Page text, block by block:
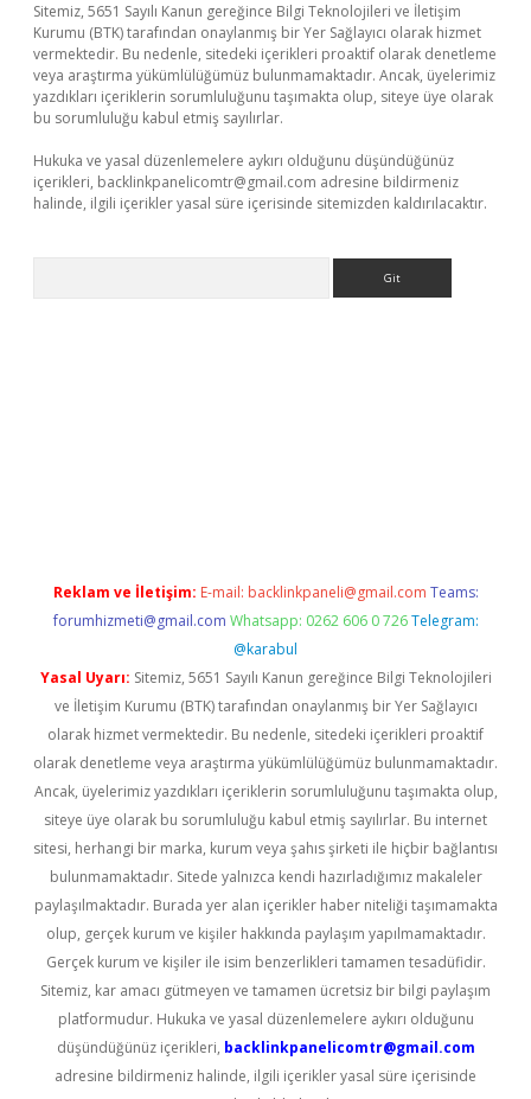
Sitemiz, 5651 Sayılı Kanun gereğince Bilgi Teknolojileri ve İletişim
Kurumu (BTK) tarafından onaylanmış bir Yer Sağlayıcı olarak hizmet
vermektedir. Bu nedenle, sitedeki içerikleri proaktif olarak denetleme
veya araştırma yükümlülüğümüz bulunmamaktadır. Ancak, üyelerimiz
yazdıkları içeriklerin sorumluluğunu taşımakta olup, siteye üye olarak
bu sorumluluğu kabul etmiş sayılırlar.
Hukuka ve yasal düzenlemelere aykırı olduğunu düşündüğünüz
içerikleri, backlinkpanelicomtr@gmail.com adresine bildirmeniz
halinde, ilgili içerikler yasal süre içerisinde sitemizden kaldırılacaktır.
Reklam ve İletişim: E-mail: backlinkpaneli@gmail.com Teams:
forumhizmeti@gmail.com Whatsapp: 0262 606 0 726 Telegram:
@karabul
Yasal Uyarı: Sitemiz, 5651 Sayılı Kanun gereğince Bilgi Teknolojileri
ve İletişim Kurumu (BTK) tarafından onaylanmış bir Yer Sağlayıcı
olarak hizmet vermektedir. Bu nedenle, sitedeki içerikleri proaktif
olarak denetleme veya araştırma yükümlülüğümüz bulunmamaktadır.
Ancak, üyelerimiz yazdıkları içeriklerin sorumluluğunu taşımakta olup,
siteye üye olarak bu sorumluluğu kabul etmiş sayılırlar. Bu internet
sitesi, herhangi bir marka, kurum veya şahıs şirketi ile hiçbir bağlantısı
bulunmamaktadır. Sitede yalnızca kendi hazırladığımız makaleler
paylaşılmaktadır. Burada yer alan içerikler haber niteliği taşımamakta
olup, gerçek kurum ve kişiler hakkında paylaşım yapılmamaktadır.
Gerçek kurum ve kişiler ile isim benzerlikleri tamamen tesadüfidir.
Sitemiz, kar amacı gütmeyen ve tamamen ücretsiz bir bilgi paylaşım
platformudur. Hukuka ve yasal düzenlemelere aykırı olduğunu
düşündüğünüz içerikleri, backlinkpanelicomtr@gmail.com
adresine bildirmeniz halinde, ilgili içerikler yasal süre içerisinde